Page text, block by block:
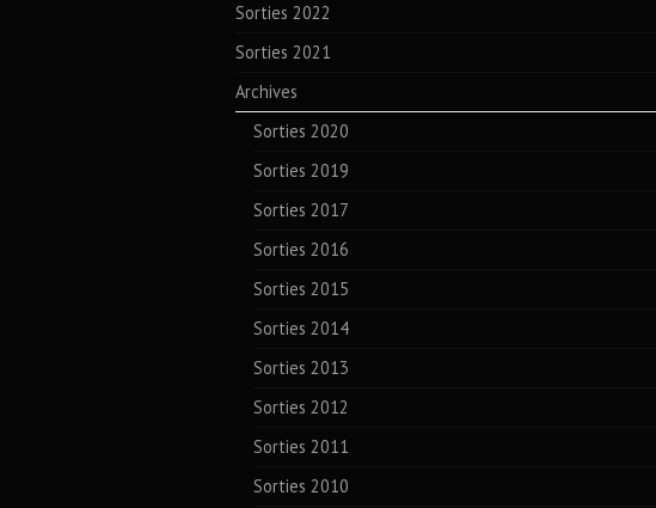
Sorties 2022
Sorties 2021
Archives
Sorties 2020
Sorties 2019
Sorties 2017
Sorties 2016
Sorties 2015
Sorties 2014
Sorties 2013
Sorties 2012
Sorties 2011
Sorties 2010